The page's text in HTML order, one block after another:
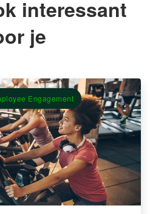
interessant
je
Engagement